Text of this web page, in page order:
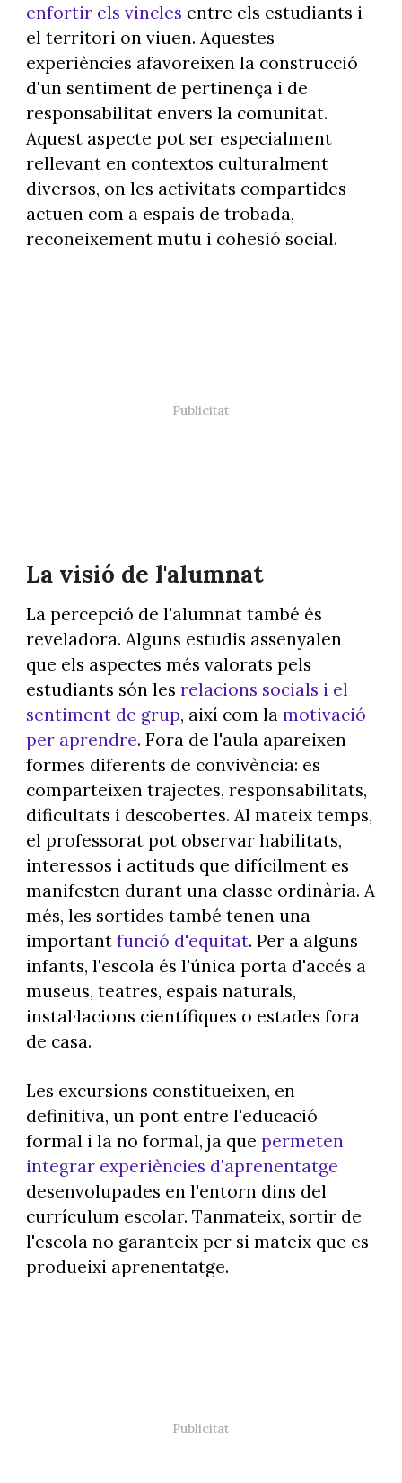
enfortir els vincles entre els estudiants i
el territori on viuen. Aquestes
experiències afavoreixen la construcció
d'un sentiment de pertinença i de
responsabilitat envers la comunitat.
Aquest aspecte pot ser especialment
rellevant en contextos culturalment
diversos, on les activitats compartides
actuen com a espais de trobada,
reconeixement mutu i cohesió social.
La visió de l'alumnat
La percepció de l'alumnat també és
reveladora. Alguns estudis assenyalen
que els aspectes més valorats pels
estudiants són les relacions socials i el
sentiment de grup, així com la motivació
per aprendre. Fora de l'aula apareixen
formes diferents de convivència: es
comparteixen trajectes, responsabilitats,
dificultats i descobertes. Al mateix temps,
el professorat pot observar habilitats,
interessos i actituds que difícilment es
manifesten durant una classe ordinària. A
més, les sortides també tenen una
important funció d'equitat. Per a alguns
infants, l'escola és l'única porta d'accés a
museus, teatres, espais naturals,
instal·lacions científiques o estades fora
de casa.
Les excursions constitueixen, en
definitiva, un pont entre l'educació
formal i la no formal, ja que permeten
integrar experiències d'aprenentatge
desenvolupades en l'entorn dins del
currículum escolar. Tanmateix, sortir de
l'escola no garanteix per si mateix que es
produeixi aprenentatge.